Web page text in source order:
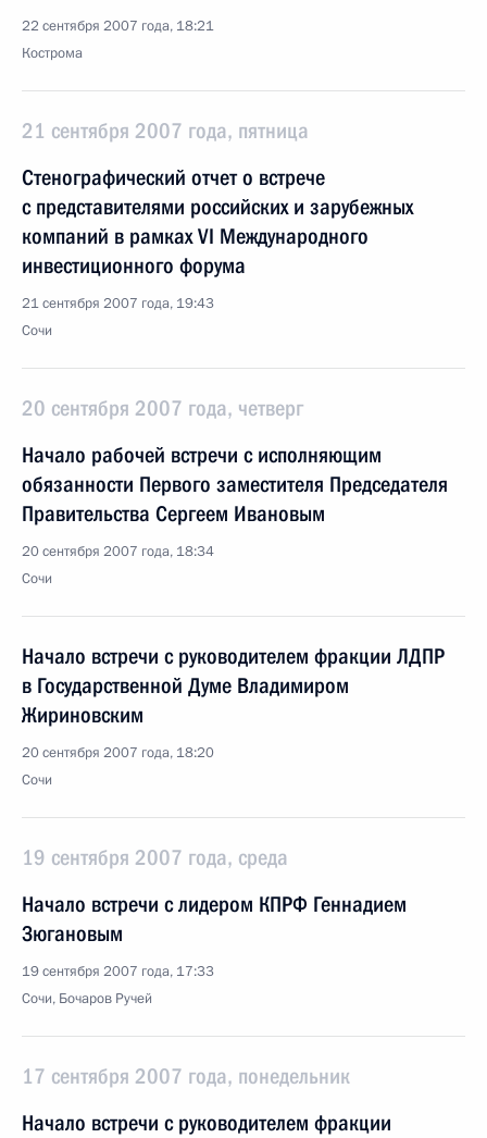
22 сентября 2007 года, 18:21
Кострома
21 сентября 2007 года, пятница
Стенографический отчет о встрече
с представителями российских и зарубежных
компаний в рамках VI Международного
инвестиционного форума
21 сентября 2007 года, 19:43
Сочи
20 сентября 2007 года, четверг
Начало рабочей встречи с исполняющим
обязанности Первого заместителя Председателя
Правительства Сергеем Ивановым
20 сентября 2007 года, 18:34
Сочи
Начало встречи с руководителем фракции ЛДПР
в Государственной Думе Владимиром
Жириновским
20 сентября 2007 года, 18:20
Сочи
19 сентября 2007 года, среда
Начало встречи с лидером КПРФ Геннадием
Зюгановым
19 сентября 2007 года, 17:33
Сочи, Бочаров Ручей
17 сентября 2007 года, понедельник
Начало встречи с руководителем фракции